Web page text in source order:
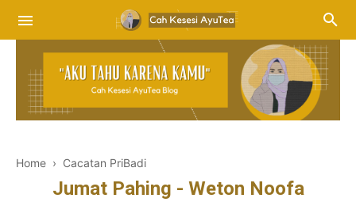
Home › Cacatan PriBadi
Jumat Pahing - Weton Noofa